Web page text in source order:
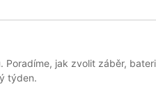
Poradíme, jak zvolit záběr,
týden.